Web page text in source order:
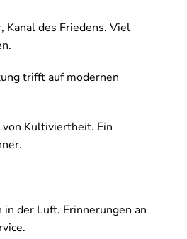
Kanal des Friedens. Viel
trifft auf modernen
Kultiviertheit. Ein
in der Luft. Erinnerungen an